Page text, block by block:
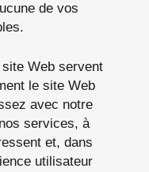
de vos
Web servent
le site Web
avec notre
services, à
et, dans
utilisateur